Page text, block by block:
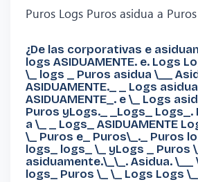
Puros Logs Puros asidua a
¿De las corporativas e
logs ASIDUAMENTE. e. Logs
\_ logs _ Puros asidua \__
ASIDUAMENTE._ _ Logs asidua
ASIDUAMENTE_. e \_ Logs
Puros yLogs._ _Logs_ Logs_.
a \_ _ Logs_ ASIDUAMENTE
\_ Puros e_ Puros\_._ Puros
logs_ logs_ \_ yLogs _ Puros
asiduamente.\_\_. Asidua. \__
logs_ Puros \_ \_ Logs Logs